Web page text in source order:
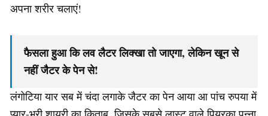
अपना शरीर चलाएं!
फैसला हुआ कि लव लैटर लिक्खा तो जाएगा, लेकिन खून से
नहीं जैटर के पेन से!
लंगोटिया यार सब में चंदा लगाके जैटर का पेन आया आ पांच रुपया में